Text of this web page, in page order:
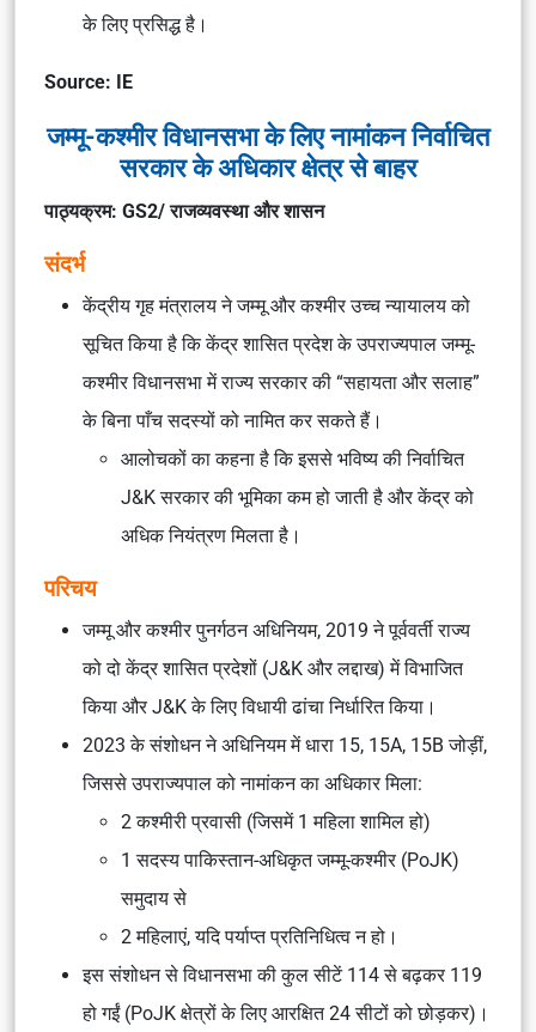
के लिए प्रसिद्ध है।
Source: IE
जम्मू-कश्मीर विधानसभा के लिए नामांकन निर्वाचित
सरकार के अधिकार क्षेत्र से बाहर
पाठ्यक्रम: GS2/ राजव्यवस्था और शासन
संदर्भ
केंद्रीय गृह मंत्रालय ने जम्मू और कश्मीर उच्च न्यायालय को
सूचित किया है कि केंद्र शासित प्रदेश केउपराज्यपालजम्मू-
कश्मीरविधानसभामेंराज्य सरकार की “सहायता और सलाह”
के बिनापाँच सदस्यों को नामित कर सकते हैं।
आलोचकों का कहना है कि इससे भविष्य कीनिर्वाचित
J&K सरकार की भूमिका कमहो जाती है औरकेंद्र को
अधिक नियंत्रणमिलता है।
परिचय
जम्मू और कश्मीर पुनर्गठन अधिनियम, 2019 ने पूर्ववर्ती राज्य
को दो केंद्र शासित प्रदेशों (J&K और लद्दाख) में विभाजित
किया और J&K के लिएविधायी ढांचानिर्धारित किया।
2023 केसंशोधनने अधिनियम मेंधारा 15, 15A, 15B जोड़ीं,
जिससे उपराज्यपाल को नामांकन का अधिकार मिला:
2कश्मीरी प्रवासी (जिसमें 1 महिला शामिल हो)
1 सदस्यपाकिस्तान-अधिकृत जम्मू-कश्मीर (PoJK)
समुदाय से
2महिलाएं, यदि पर्याप्त प्रतिनिधित्व न हो।
इस संशोधन से विधानसभा कीकुल सीटें 114 से बढ़कर 119
हो गईं (PoJK क्षेत्रों के लिए आरक्षित 24 सीटों को छोड़कर)।